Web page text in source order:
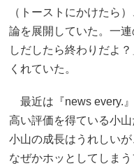
（トーストにかけたら
論を展開していた。一
しだしたら終わりだよ
くれていた。
最近は『news every.
高い評価を得ている小
小山の成長はうれしい
なぜかホッとしてしま